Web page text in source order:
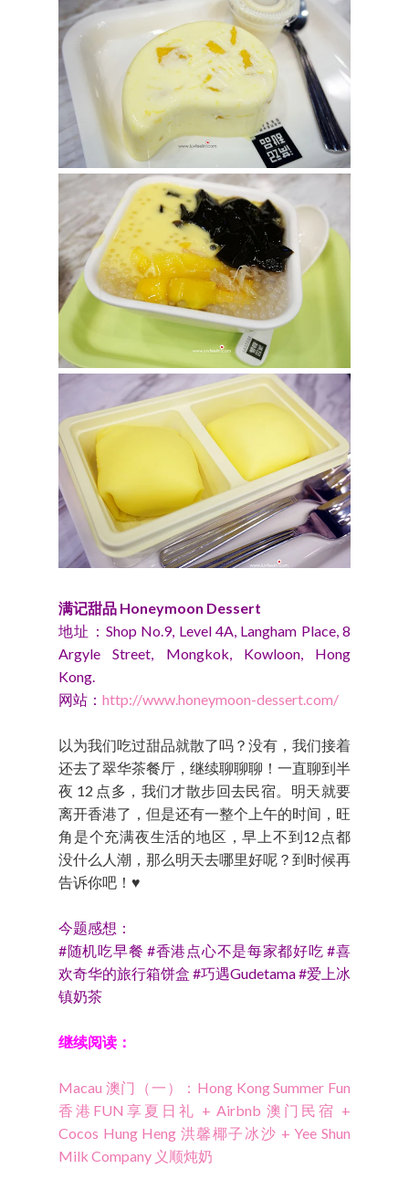
满记甜品 Honeymoon Dessert
地址：Shop No.9, Level 4A, Langham Place, 8
Argyle Street, Mongkok, Kowloon, Hong
Kong.
网站： http://www.honeymoon-dessert.com/
以为我们吃过甜品就散了吗？没有，我们接着
还去了翠华茶餐厅，继续聊聊聊！一直聊到半
夜 12 点多，我们才散步回去民宿。明天就要
离开香港了，但是还有一整个上午的时间，旺
角是个充满夜生活的地区，早上不到12点都
没什么人潮，那么明天去哪里好呢？到时候再
告诉你吧！♥
今题感想：
#随机吃早餐 #香港点心不是每家都好吃 #喜
欢奇华的旅行箱饼盒 #巧遇Gudetama #爱上冰
镇奶茶
继续阅读：
Macau 澳门（一）：Hong Kong Summer Fun
香港FUN享夏日礼 + Airbnb 澳门民宿 +
Cocos Hung Heng 洪馨椰子冰沙 + Yee Shun
Milk Company 义顺炖奶